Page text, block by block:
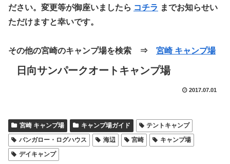
ださい。変更等が御座いましたら コチラ までお知らせい
ただけますと幸いです。
その他の宮崎のキャンプ場を検索 ⇒ 宮崎 キャンプ場
日向サンパークオートキャンプ場
2017.07.01
宮崎 キャンプ場 キャンプ場ガイド
テントキャンプ
バンガロー・ログハウス
海辺 宮崎
キャンプ場
デイキャンプ